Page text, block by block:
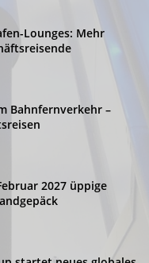
Lounges: Mehr
Bahnfernverkehr –
2027 üppige